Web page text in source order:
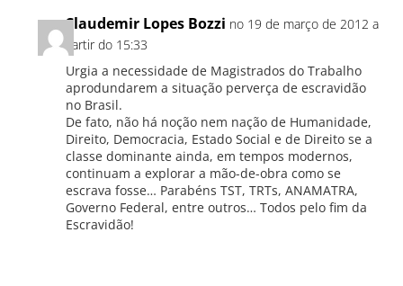
Claudemir Lopes Bozzi no 19 de março de 2012 a
partir do 15:33
Urgia a necessidade de Magistrados do Trabalho
aprodundarem a situação perverça de escravidão
no Brasil.
De fato, não há noção nem nação de Humanidade,
Direito, Democracia, Estado Social e de Direito se a
classe dominante ainda, em tempos modernos,
continuam a explorar a mão-de-obra como se
escrava fosse… Parabéns TST, TRTs, ANAMATRA,
Governo Federal, entre outros… Todos pelo fim da
Escravidão!